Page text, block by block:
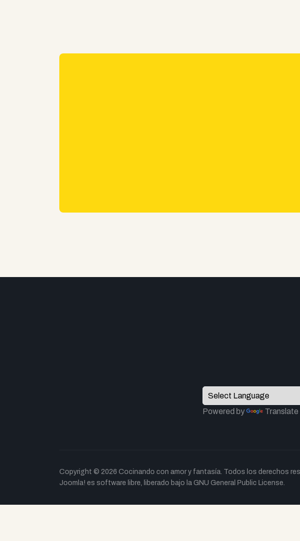
Powered by Translate
Copyright © 2026 Cocinando con amor y fantasía. Todos los derechos
Joomla! es software libre, liberado bajo la GNU General Public License.